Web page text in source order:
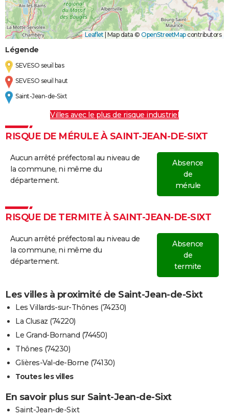
Leaflet | Map data © OpenStreetMapcontributors
Légende
SEVESO seuil bas
SEVESO seuil haut
Saint-Jean-de-Sixt
Villes avec le plus de risque industriel
RISQUE DE MÉRULE À SAINT-JEAN-DE-SIXT
Aucun arrêté préfectoral au niveau de
la commune, ni même du
département.
Absence
de
mérule
RISQUE DE TERMITE À SAINT-JEAN-DE-SIXT
Aucun arrêté préfectoral au niveau de
la commune, ni même du
département.
Absence
de
termite
Les villes à proximité de Saint-Jean-de-Sixt
Les Villards-sur-Thônes (74230)
La Clusaz (74220)
Le Grand-Bornand (74450)
Thônes (74230)
Glières-Val-de-Borne (74130)
Toutes les villes
En savoir plus sur Saint-Jean-de-Sixt
Saint-Jean-de-Sixt